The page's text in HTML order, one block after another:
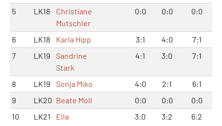
5 LK18
Christiane
Mutschler
0:0 0:0 0:0
6 LK18 Karla Hipp 3:1 4:0
7:1
7
LK19
Sandrine
Stark
4:1 3:0 7:1
8 LK19 Sonja Miko 4:0 2:1
6:1
9
LK20 Beate Moll 0:0 0:0
0:0
10
LK21
Ella
3:0 3:2 6:2